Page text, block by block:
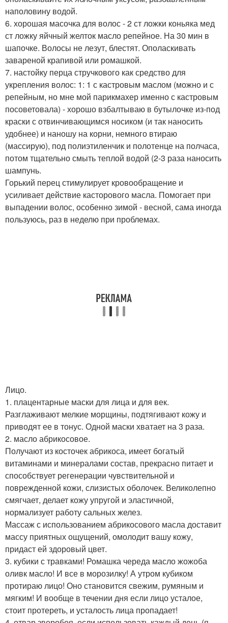
наполовину водой.
6. хорошая масочка для волос - 2 ст ложки коньяка мед
ст ложку яйчный желток масло репейное. На 30 мин в
шапочке. Волосы не лезут, блестят. Ополаскивать
завареной крапивой или ромашкой.
7. настойку перца стручкового как средство для
укрепления волос: 1: 1 с кастровым маслом (можно и с
репейным, но мне мой парикмахер именно с кастровым
посоветовала) - хорошо взбалтываю в бутылочке из-под
краски с отвинчивающимся носиком (и так наносить
удобнее) и наношу на корни, немного втираю
(массирую), под полиэтиленчик и полотенце на полчаса,
потом тщательно смыть теплой водой (2-3 раза наносить
шампунь.
Горький перец стимулирует кровообращение и
усиливает действие касторового масла. Помогает при
выпадении волос, особенно зимой - весной, сама иногда
пользуюсь, раз в неделю при проблемах.
Лицо.
1. плацентарные маски для лица и для век.
Разглаживают мелкие морщины, подтягивают кожу и
приводят ее в тонус. Одной маски хватает на 3 раза.
2. масло абрикосовое.
Получают из косточек абрикоса, имеет богатый
витаминами и минералами состав, прекрасно питает и
способствует регенерации чувствительной и
поврежденной кожи, слизистых оболочек. Великолепно
смягчает, делает кожу упругой и эластичной,
нормализует работу сальных желез.
Массаж с использованием абрикосового масла доставит
массу приятных ощущений, омолодит вашу кожу,
придаст ей здоровый цвет.
3. кубики с травками! Ромашка череда масло жожоба
оливк масло! И все в морозилку! А утром кубиком
протираю лицо! Оно становится свежим, румяным и
мягким! И вообще в течении дня если лицо усталое,
стоит протереть, и усталость лица пропадает!